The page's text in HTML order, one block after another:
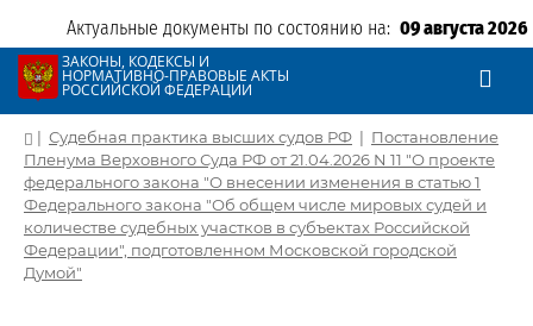
Актуальные документы по состоянию на: 09 августа 2026
ЗАКОНЫ, КОДЕКСЫ И
НОРМАТИВНО-ПРАВОВЫЕ АКТЫ
РОССИЙСКОЙ ФЕДЕРАЦИИ
| Судебная практика высших судов РФ | Постановление
Пленума Верховного Суда РФ от 21.04.2026 N 11 "О проекте
федерального закона "О внесении изменения в статью 1
Федерального закона "Об общем числе мировых судей и
количестве судебных участков в субъектах Российской
Федерации", подготовленном Московской городской
Думой"